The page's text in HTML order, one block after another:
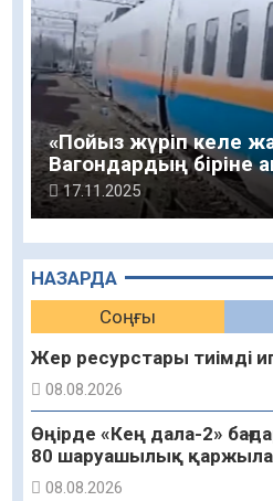
НАЗАРДА
Соңғы
Жер ресурстары тиімді
08.08.2026
Өңірде «Кең дала-2»
80 шаруашылық
08.08.2026
«Пойыз жүріп келе
Вагондардың біріне
соғылған
17.11.2025